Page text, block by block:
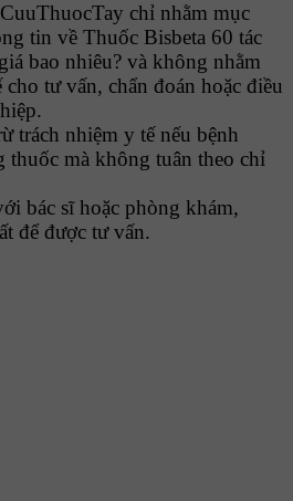
chỉ nhằm mục
tin về Thuốc Bisbeta 60 tác
bao nhiêu? và không nhằm
tư vấn, chẩn đoán hoặc điều
trách nhiệm y tế nếu bệnh
thuốc mà không tuân theo chỉ
bác sĩ hoặc phòng khám,
để được tư vấn.